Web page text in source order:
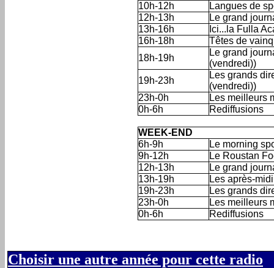
10h-12h
Langues de
12h-13h
Le grand
13h-16h
Ici...la Fulla
16h-18h
Têtes de
18h-19h
Le grand
(vendredi))
19h-23h
Les grands
(vendredi))
23h-0h
Les meilleurs
0h-6h
Rediffusions
WEEK-END
6h-9h
Le morning
9h-12h
Le Roustan
12h-13h
Le grand
13h-19h
Les après-
19h-23h
Les grands
23h-0h
Les meilleurs
0h-6h
Rediffusions
Choisir une autre année pour cette radio